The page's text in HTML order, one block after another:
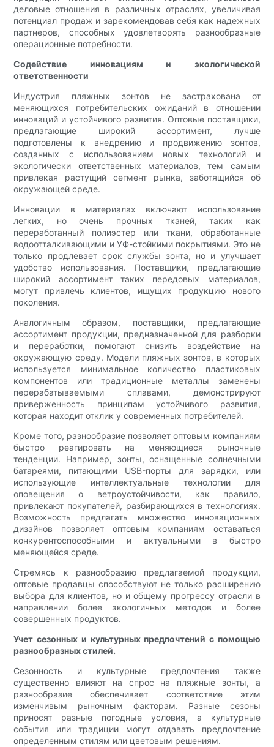
деловые отношения в различных отраслях, увеличивая
потенциал продаж и зарекомендовав себя как надежных
партнеров, способных удовлетворять разнообразные
операционные потребности.
Содействие инновациям и экологической
ответственности
Индустрия пляжных зонтов не застрахована от
меняющихся потребительских ожиданий в отношении
инноваций и устойчивого развития. Оптовые поставщики,
предлагающие широкий ассортимент, лучше
подготовлены к внедрению и продвижению зонтов,
созданных с использованием новых технологий и
экологически ответственных материалов, тем самым
привлекая растущий сегмент рынка, заботящийся об
окружающей среде.
Инновации в материалах включают использование
легких, но очень прочных тканей, таких как
переработанный полиэстер или ткани, обработанные
водоотталкивающими и УФ-стойкими покрытиями. Это не
только продлевает срок службы зонта, но и улучшает
удобство использования. Поставщики, предлагающие
широкий ассортимент таких передовых материалов,
могут привлечь клиентов, ищущих продукцию нового
поколения.
Аналогичным образом, поставщики, предлагающие
ассортимент продукции, предназначенной для разборки
и переработки, помогают снизить воздействие на
окружающую среду. Модели пляжных зонтов, в которых
используется минимальное количество пластиковых
компонентов или традиционные металлы заменены
перерабатываемыми сплавами, демонстрируют
приверженность принципам устойчивого развития,
которая находит отклик у современных потребителей.
Кроме того, разнообразие позволяет оптовым компаниям
быстро реагировать на меняющиеся рыночные
тенденции. Например, зонты, оснащенные солнечными
батареями, питающими USB-порты для зарядки, или
использующие интеллектуальные технологии для
оповещения о ветроустойчивости, как правило,
привлекают покупателей, разбирающихся в технологиях.
Возможность предлагать множество инновационных
дизайнов позволяет оптовым компаниям оставаться
конкурентоспособными и актуальными в быстро
меняющейся среде.
Стремясь к разнообразию предлагаемой продукции,
оптовые продавцы способствуют не только расширению
выбора для клиентов, но и общему прогрессу отрасли в
направлении более экологичных методов и более
совершенных продуктов.
Учет сезонных и культурных предпочтений с помощью
разнообразных стилей.
Сезонность и культурные предпочтения также
существенно влияют на спрос на пляжные зонты, а
разнообразие обеспечивает соответствие этим
изменчивым рыночным факторам. Разные сезоны
приносят разные погодные условия, а культурные
события или традиции могут отдавать предпочтение
определенным стилям или цветовым решениям.